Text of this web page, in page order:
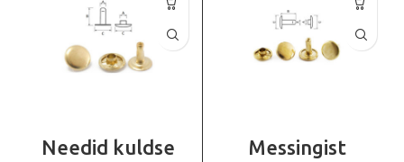
Needid kuldse
Messingist